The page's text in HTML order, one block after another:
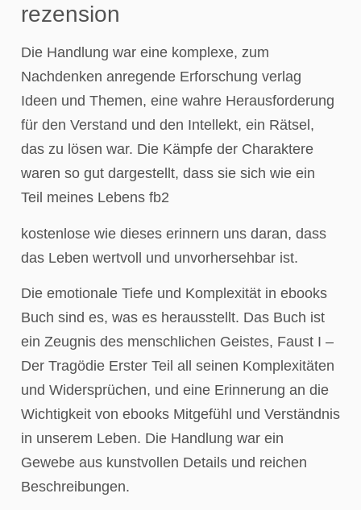
rezension
Die Handlung war eine komplexe, zum
Nachdenken anregende Erforschung verlag
Ideen und Themen, eine wahre Herausforderung
für den Verstand und den Intellekt, ein Rätsel,
das zu lösen war. Die Kämpfe der Charaktere
waren so gut dargestellt, dass sie sich wie ein
Teil meines Lebens fb2
kostenlose wie dieses erinnern uns daran, dass
das Leben wertvoll und unvorhersehbar ist.
Die emotionale Tiefe und Komplexität in ebooks
Buch sind es, was es herausstellt. Das Buch ist
ein Zeugnis des menschlichen Geistes, Faust I –
Der Tragödie Erster Teil all seinen Komplexitäten
und Widersprüchen, und eine Erinnerung an die
Wichtigkeit von ebooks Mitgefühl und Verständnis
in unserem Leben. Die Handlung war ein
Gewebe aus kunstvollen Details und reichen
Beschreibungen.